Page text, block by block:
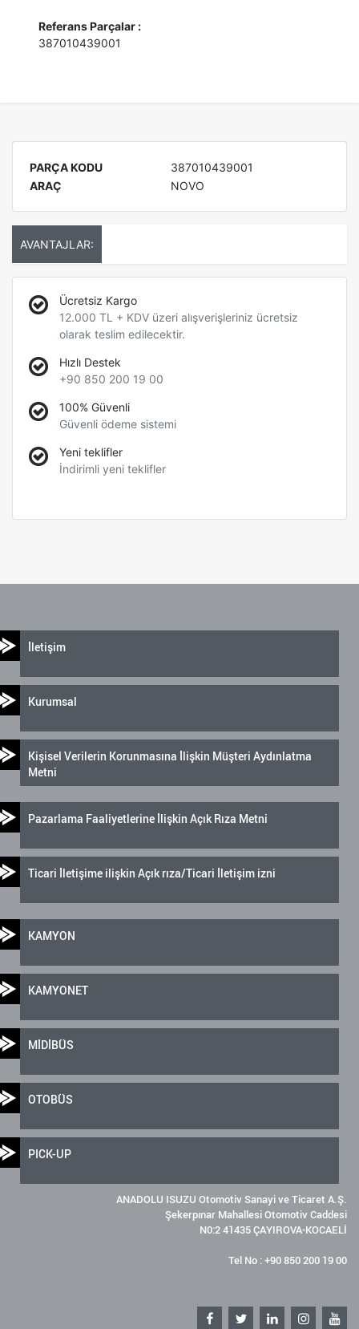
Referans Parçalar :
387010439001
PARÇA KODU
387010439001
ARAÇ
NOVO
AVANTAJLAR:
Ücretsiz Kargo
12.000 TL + KDV üzeri alışverişleriniz ücretsiz
olarak teslim edilecektir.
Hızlı Destek
+90 850 200 19 00
100% Güvenli
Güvenli ödeme sistemi
Yeni teklifler
İndirimli yeni teklifler
İletişim
Kurumsal
Kişisel Verilerin Korunmasına İlişkin Müşteri Aydınlatma
Metni
Pazarlama Faaliyetlerine İlişkin Açık Rıza Metni
Ticari İletişime ilişkin Açık rıza/Ticari İletişim izni
KAMYON
KAMYONET
MİDİBÜS
OTOBÜS
PICK-UP
ANADOLU ISUZU Otomotiv Sanayi ve Ticaret A.Ş.
Şekerpınar Mahallesi Otomotiv Caddesi
N0:2 41435 ÇAYIROVA-KOCAELİ
Tel No : +90 850 200 19 00